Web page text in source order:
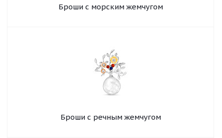
Броши с морским жемчугом
Броши с речным жемчугом